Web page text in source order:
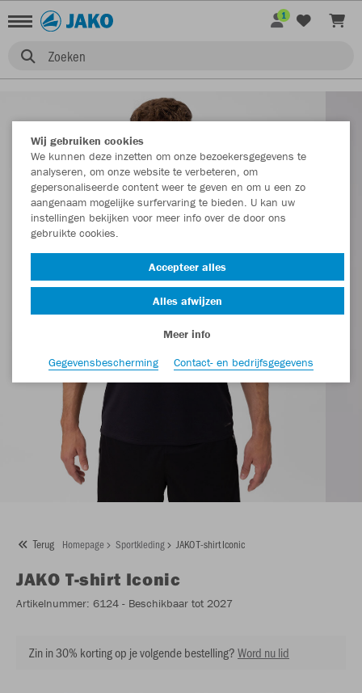
Zoeken
1
Terug Homepage Sportkleding JAKO T-shirt Iconic
JAKO T-shirt Iconic
Artikelnummer: 6124 - Beschikbaar tot 2027
Zin in 30% korting op je volgende bestelling?Word nu lid
Wij gebruiken cookies
We kunnen deze inzetten om onze bezoekersgegevens te
analyseren, om onze website te verbeteren, om
gepersonaliseerde content weer te geven en om u een zo
aangenaam mogelijke surfervaring te bieden. U kan uw
instellingen bekijken voor meer info over de door ons
gebruikte cookies.
Accepteer alles
Alles afwijzen
Meer info
Gegevensbescherming
Contact- en bedrijfsgegevens